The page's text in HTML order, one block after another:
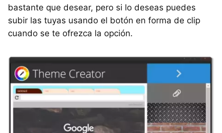
bastante que desear, pero si lo deseas puedes
subir las tuyas usando el botón en forma de clip
cuando se te ofrezca la opción.